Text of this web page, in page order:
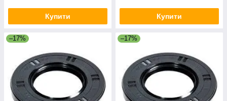
Купити Купити
–17% –17%